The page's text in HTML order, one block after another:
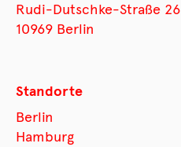
Rudi-Dutschke-Straße 26
10969 Berlin
Standorte
Berlin
Hamburg